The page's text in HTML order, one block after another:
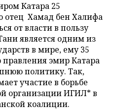
Катара 25
отец Хамад бен Халифа
от власти в пользу
является одним из
в мире, ему 35
правления эмир Катара
политику. Так,
участие в борьбе
организации ИГИЛ* в
коалиции.